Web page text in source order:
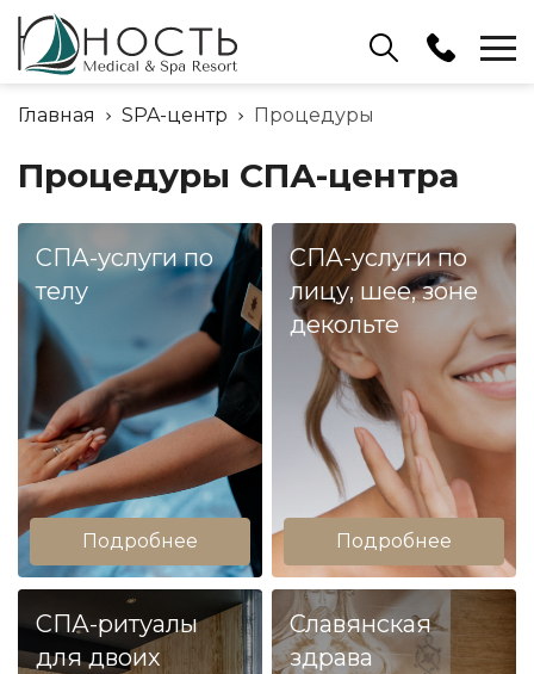
+375 (17) 503 91 15
Отдел бронирования
Главная SPA-центр Процедуры
Процедуры СПА-центра
СПА-услуги по
телу
Подробнее
СПА-услуги по
лицу, шее, зоне
декольте
Подробнее
СПА-ритуалы
для двоих
Славянская
здрава